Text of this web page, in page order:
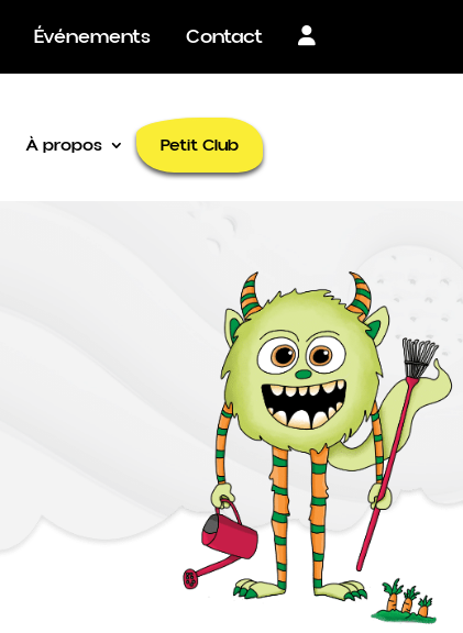
Événements Contact
À propos Petit Club
×